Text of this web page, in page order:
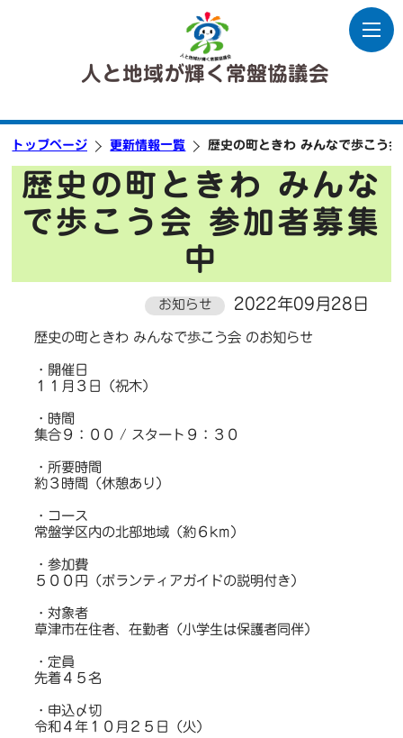
人と地域が輝く常盤協議会
トップページ 更新情報一覧 歴史の町ときわ みんなで歩こう
歴史の町ときわ みんな
で歩こう会 参加者募集
中
お知らせ 2022年09月28日
歴史の町ときわ みんなで歩こう会 のお知らせ
・開催日
１１月３日（祝木）
・時間
集合９：００ / スタート９：３０
・所要時間
約３時間（休憩あり）
・コース
常盤学区内の北部地域（約６km）
・参加費
５００円（ボランティアガイドの説明付き）
・対象者
草津市在住者、在勤者（小学生は保護者同伴）
・定員
先着４５名
・申込〆切
令和４年１０月２５日（火）